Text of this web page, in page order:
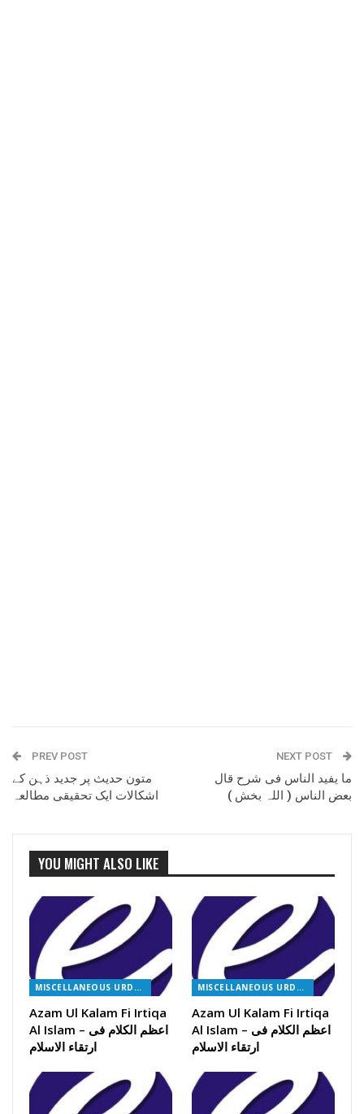
PREV POST
متون حدیث پر جدید ذہن کے
اشکالات ایک تحقیقی مطالعہ
NEXT POST
ما یفید الناس فی شرح قال
بعض الناس ( اللہ بخش )
YOU MIGHT ALSO LIKE
MISCELLANEOUS URDU BOOKS
Azam Ul Kalam Fi Irtiqa
Al Islam – اعظم الکلام فی
ارتقاء الاسلام
MISCELLANEOUS URDU BOOKS
Azam Ul Kalam Fi Irtiqa
Al Islam – اعظم الکلام فی
ارتقاء الاسلام